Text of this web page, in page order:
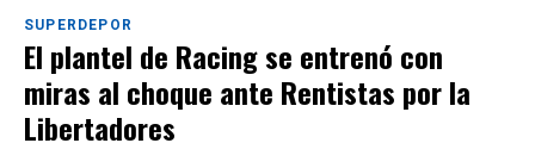
SUPERDEPOR
El plantel de Racing se entrenó con
miras al choque ante Rentistas por la
Libertadores